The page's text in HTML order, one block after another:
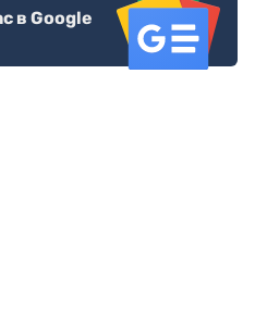
в Google